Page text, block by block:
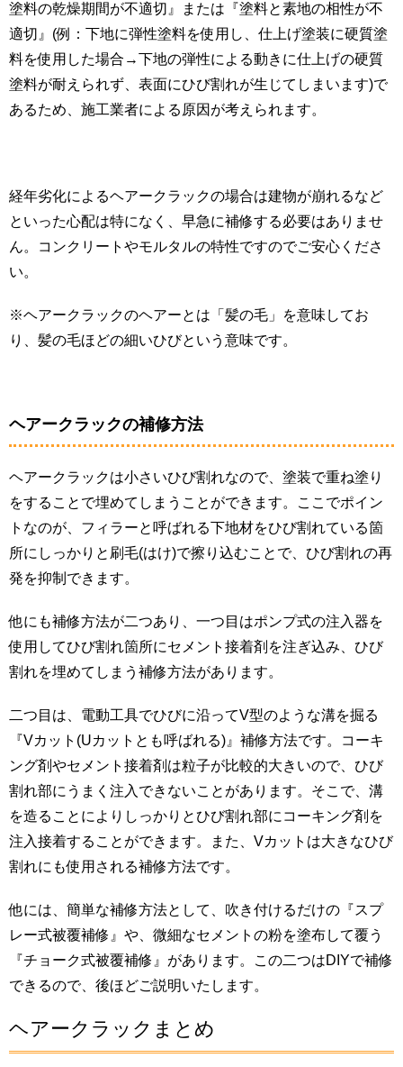
塗料の乾燥期間が不適切』または『塗料と素地の相性が不
適切』(例：下地に弾性塗料を使用し、仕上げ塗装に硬質塗
料を使用した場合→下地の弾性による動きに仕上げの硬質
塗料が耐えられず、表面にひび割れが生じてしまいます)で
あるため、施工業者による原因が考えられます。
経年劣化によるヘアークラックの場合は建物が崩れるなど
といった心配は特になく、​早急に補修する必要はありませ
ん。コンクリートやモルタルの特性ですのでご安心くださ
い。
※ヘアークラックのヘアーとは「髪の毛」を意味してお
り、髪の毛ほどの細いひびという意味です。
ヘアークラックの補修方法
ヘアークラックは小さいひび割れなので、塗装で重ね塗り
をすることで埋めてしまうことができます。ここでポイン
トなのが、フィラーと呼ばれる下地材をひび割れている箇
所にしっかりと刷毛(はけ)で擦り込むことで、ひび割れの再
発を抑制できます。
他にも補修方法が二つあり、一つ目はポンプ式の注入器を
使用してひび割れ箇所にセメント接着剤を注ぎ込み、ひび
割れを埋めてしまう補修方法があります。
二つ目は、電動工具でひびに沿ってV型のような溝を掘る
『Vカット(Uカットとも呼ばれる)』補修方法です。コーキ
ング剤やセメント接着剤は粒子が比較的大きいので、ひび
割れ部にうまく注入できないことがあります。そこで、溝
を造ることによりしっかりとひび割れ部にコーキング剤を
注入接着することができます。また、Vカットは大きなひび
割れにも使用される補修方法です。
他には、簡単な補修方法として、吹き付けるだけの『スプ
レー式被覆補修』や、微細なセメントの粉を塗布して覆う
『チョーク式被覆補修』があります。この二つはDIYで補修
できるので、後ほどご説明いたします。
ヘアークラックまとめ